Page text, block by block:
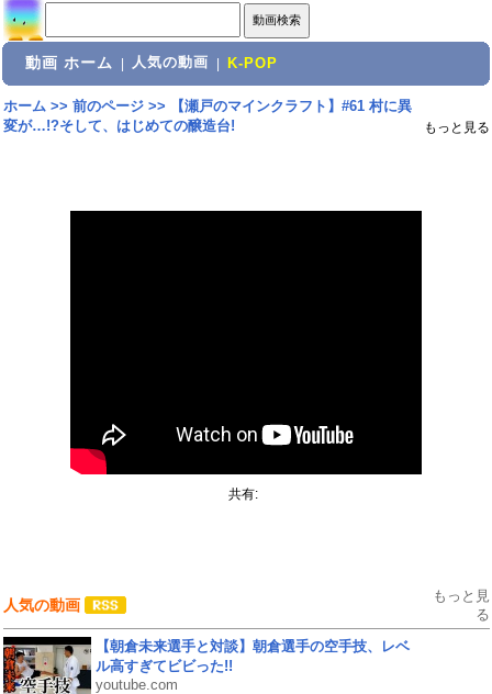
動画 ホーム 人気の動画 K-POP
ホーム>> 前のページ>>
【瀬戸のマインクラフト】#61 村に異
変が…!?そして、はじめての醸造台!
もっと見る
共有:
人気の動画
もっと見
る
【朝倉未来選手と対談】朝倉選手の空手技、レベ
ル高すぎてビビった!!
youtube.com